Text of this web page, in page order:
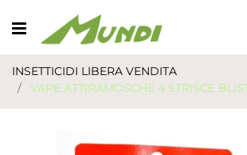
Open menu
INSETTICIDI LIBERA VENDITA
VAPE ATTIRAMOSCHE 4 STRISCE